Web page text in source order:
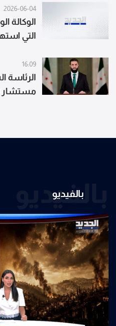
2026-06-04
الوكالة
التي
16:09
الرئاسة
مستشار
بالفيديو
بالفيديو